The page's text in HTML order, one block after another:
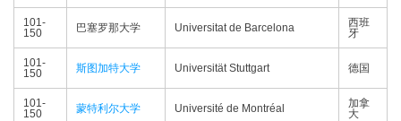
101-
150
巴塞罗那大学 Universitat de Barcelona
西班
牙
101-
150
斯图加特大学 Universität Stuttgart 德国
101-
150
蒙特利尔大学 Université de Montréal
加拿
大